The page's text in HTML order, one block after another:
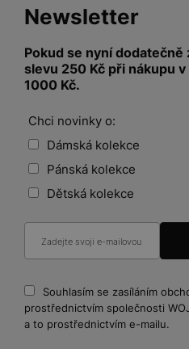
Newsletter
Pokud se nyní
slevu 250 Kč při nákupu
1000 Kč.
Chci novinky o:
Dámská kolekce
Pánská kolekce
Dětská kolekce
Souhlasím se zasíláním
prostřednictvím společnosti
a to prostřednictvím e-mailu.